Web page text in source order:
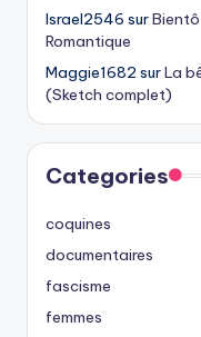
Israel2546 sur
Romantique
Maggie1682 surLa
(Sketch complet)
Categories
coquines
documentaires
fascisme
femmes